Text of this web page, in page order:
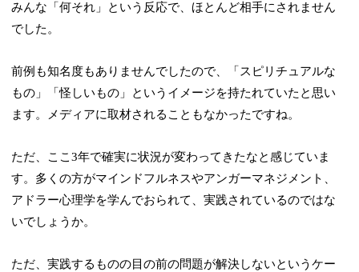
みんな「何それ」という反応で、ほとんど相手にされません
でした。
前例も知名度もありませんでしたので、「スピリチュアルな
もの」「怪しいもの」というイメージを持たれていたと思い
ます。メディアに取材されることもなかったですね。
ただ、ここ3年で確実に状況が変わってきたなと感じていま
す。多くの方がマインドフルネスやアンガーマネジメント、
アドラー心理学を学んでおられて、実践されているのではな
いでしょうか。
ただ、実践するものの目の前の問題が解決しないというケー